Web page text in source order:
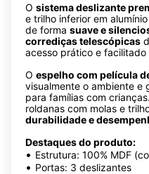
O sistema deslizante
e trilho inferior em
de forma suave e
corrediças telescópicas
acesso prático e facilitado
O espelho com película
visualmente o ambiente e
para famílias com
roldanas com molas e
durabilidade e
Destaques do produto:
• Estrutura: 100% MDF
• Portas: 3 deslizantes